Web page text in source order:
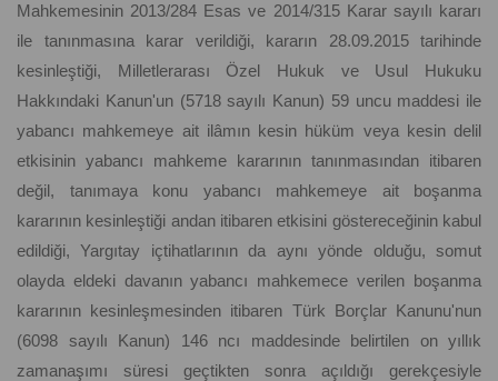
Mahkemesinin 2013/284 Esas ve 2014/315 Karar sayılı kararı
ile tanınmasına karar verildiği, kararın 28.09.2015 tarihinde
kesinleştiği, Milletlerarası Özel Hukuk ve Usul Hukuku
Hakkındaki Kanun'un (5718 sayılı Kanun) 59 uncu maddesi ile
yabancı mahkemeye ait ilâmın kesin hüküm veya kesin delil
etkisinin yabancı mahkeme kararının tanınmasından itibaren
değil, tanımaya konu yabancı mahkemeye ait boşanma
kararının kesinleştiği andan itibaren etkisini göstereceğinin kabul
edildiği, Yargıtay içtihatlarının da aynı yönde olduğu, somut
olayda eldeki davanın yabancı mahkemece verilen boşanma
kararının kesinleşmesinden itibaren Türk Borçlar Kanunu'nun
(6098 sayılı Kanun) 146 ncı maddesinde belirtilen on yıllık
zamanaşımı süresi geçtikten sonra açıldığı gerekçesiyle